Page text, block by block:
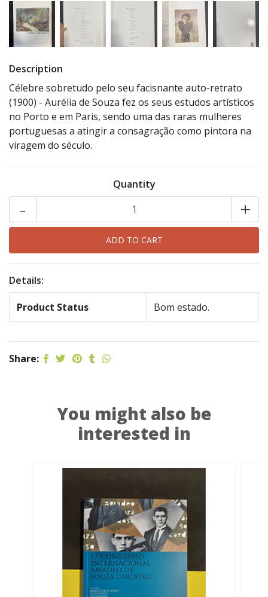
Description
Célebre sobretudo pelo seu facisnante auto-retrato
(1900) - Aurélia de Souza fez os seus estudos artísticos
no Porto e em Paris, sendo uma das raras mulheres
portuguesas a atingir a consagração como pintora na
viragem do século.
Quantity
+
-
Details:
Product Status Bom estado.
Share:
You might also be
interested in